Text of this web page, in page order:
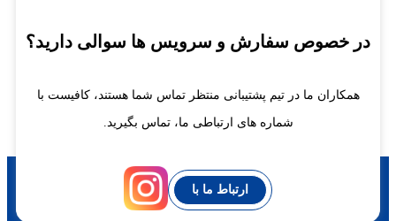
در خصوص سفارش و سرویس ها سوالی دارید؟
همکاران ما در تیم پشتیبانی منتظر تماس شما هستند، کافیست با
شماره های ارتباطی ما، تماس بگیرید.
ارتباط ما با